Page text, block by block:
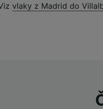
vlaky z Madrid do